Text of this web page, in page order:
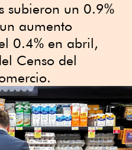
subieron un 0.9%
aumento
0.4% en abril,
Censo del